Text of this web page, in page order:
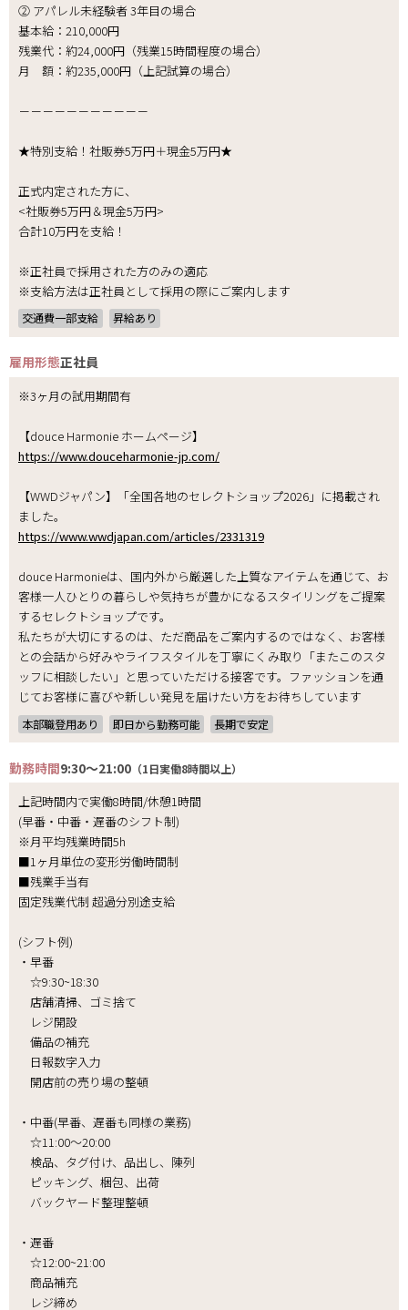
② アパレル未経験者 3年目の場合
基本給：210,000円
残業代：約24,000円（残業15時間程度の場合）
月 額：約235,000円（上記試算の場合）
－－－－－－－－－－－
★特別支給！社販券5万円＋現金5万円★
正式内定された方に、
<社販券5万円＆現金5万円>
合計10万円を支給！
※正社員で採用された方のみの適応
※支給方法は正社員として採用の際にご案内します
交通費一部支給 昇給あり
雇用形態正社員
※3ヶ月の試用期間有
【douce Harmonie ホームページ】
https://www.douceharmonie-jp.com/
【WWDジャパン】「全国各地のセレクトショップ2026」に掲載され
ました。
https://www.wwdjapan.com/articles/2331319
douce Harmonieは、国内外から厳選した上質なアイテムを通じて、お
客様一人ひとりの暮らしや気持ちが豊かになるスタイリングをご提案
するセレクトショップです。
私たちが大切にするのは、ただ商品をご案内するのではなく、お客様
との会話から好みやライフスタイルを丁寧にくみ取り「またこのスタ
ッフに相談したい」と思っていただける接客です。ファッションを通
じてお客様に喜びや新しい発見を届けたい方をお待ちしています
本部職登用あり 即日から勤務可能 長期で安定
勤務時間9:30～21:00 （1日実働8時間以上）
上記時間内で実働8時間/休憩1時間
(早番・中番・遅番のシフト制)
※月平均残業時間5h
■1ヶ月単位の変形労働時間制
■残業手当有
固定残業代制 超過分別途支給
(シフト例)
・早番
☆9:30~18:30
店舗清掃、ゴミ捨て
レジ開設
備品の補充
日報数字入力
開店前の売り場の整頓
・中番(早番、遅番も同様の業務)
☆11:00～20:00
検品、タグ付け、品出し、陳列
ピッキング、梱包、出荷
バックヤード整理整頓
・遅番
☆12:00~21:00
商品補充
レジ締め